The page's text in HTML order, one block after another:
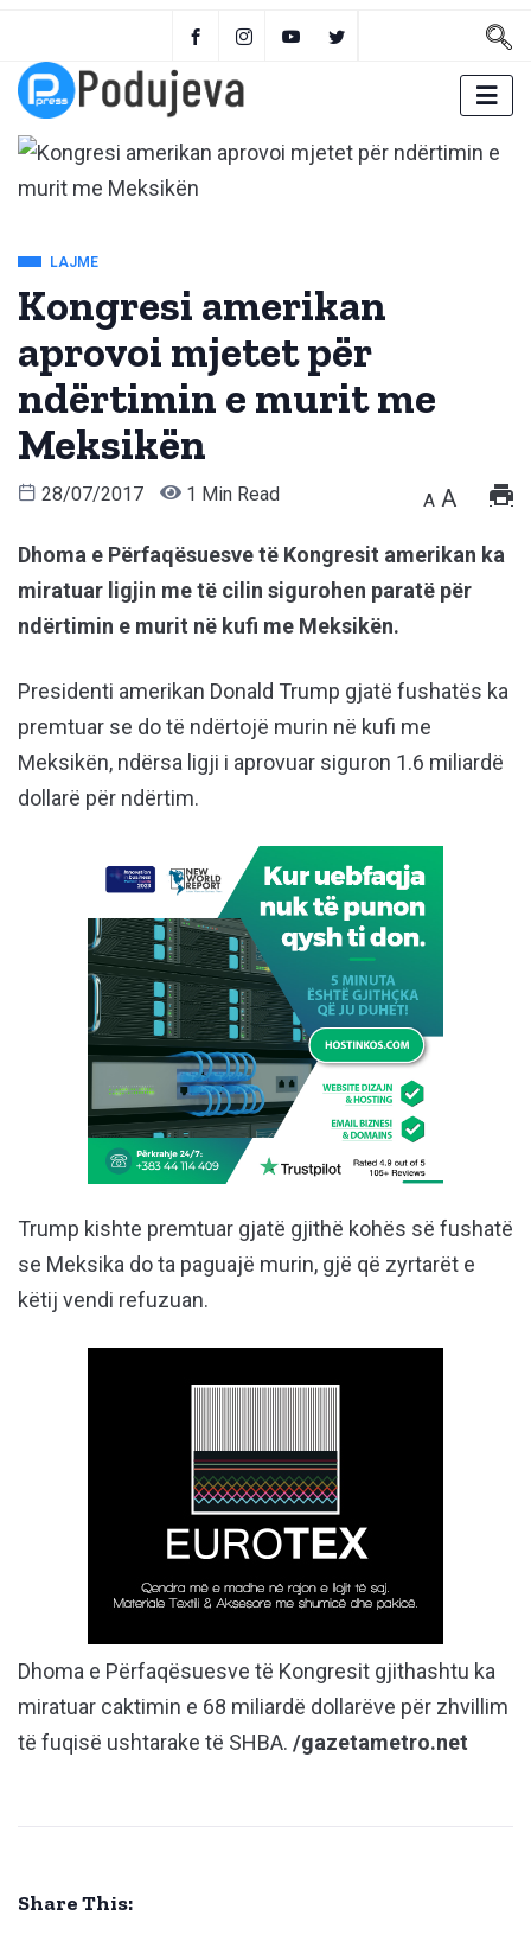
LAJME
Kongresi amerikan
aprovoi mjetet për
ndërtimin e murit me
Meksikën
28/07/2017 1 Min Read A A
Dhoma e Përfaqësuesve të Kongresit amerikan ka
miratuar ligjin me të cilin sigurohen paratë për
ndërtimin e murit në kufi me Meksikën.
Presidenti amerikan Donald Trump gjatë fushatës ka
premtuar se do të ndërtojë murin në kufi me
Meksikën, ndërsa ligji i aprovuar siguron 1.6 miliardë
dollarë për ndërtim.
Trump kishte premtuar gjatë gjithë kohës së fushatë
se Meksika do ta paguajë murin, gjë që zyrtarët e
këtij vendi refuzuan.
Dhoma e Përfaqësuesve të Kongresit gjithashtu ka
miratuar caktimin e 68 miliardë dollarëve për zhvillim
të fuqisë ushtarake të SHBA. /gazetametro.net
Share This: